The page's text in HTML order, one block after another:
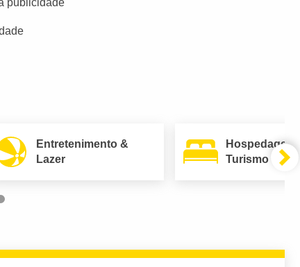
publicidade
Entretenimento &
Lazer
Hospedagem
Turismo